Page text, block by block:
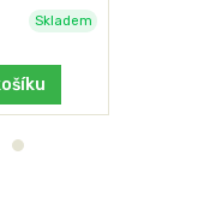
Skladem